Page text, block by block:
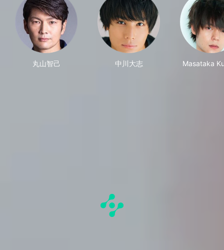
丸山智己 中川大志 Masataka